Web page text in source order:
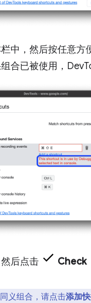
中，然后按任意方
组合已被使用，
后点击 Check
义组合，请点击添加